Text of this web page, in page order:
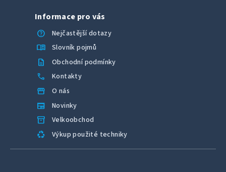
Informace pro vás
help
Nejčastější dotazy
menu_book Slovník pojmů
description Obchodní podmínky
call Kontakty
storefront O nás
newspaper Novinky
inventory_2 Velkoobchod
recycling Výkup použité techniky